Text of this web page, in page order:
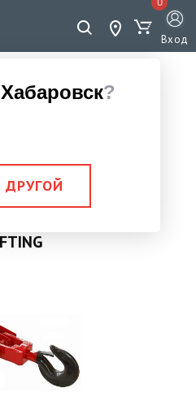
Хабаровск?
ДРУГОЙ
Вход
трехрольный
крюком К-3- 3,2 тн FORCE
с крюком